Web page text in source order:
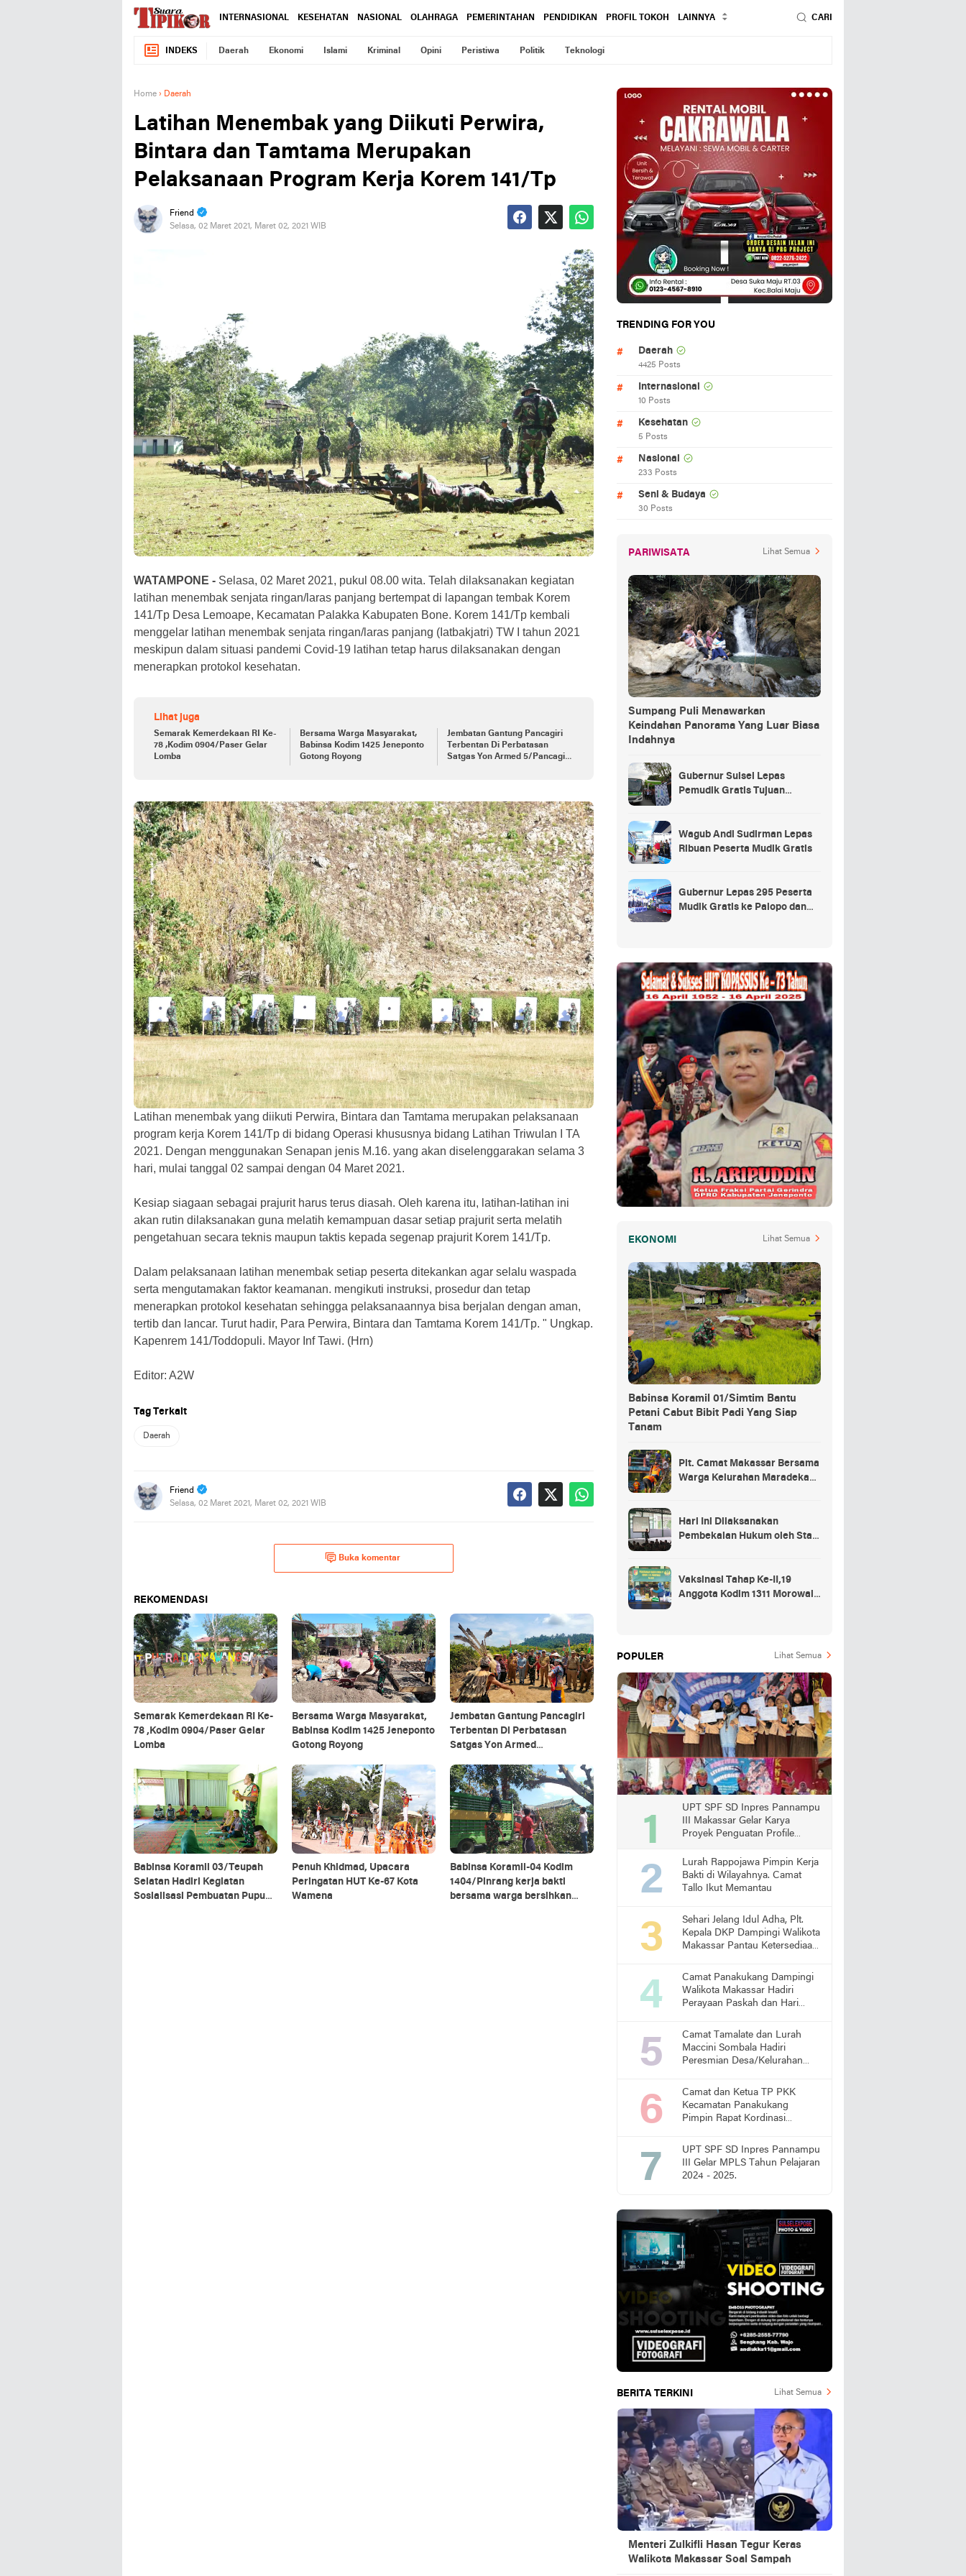
INTERNASIONAL KESEHATAN NASIONAL OLAHRAGA PEMERINTAHAN PENDIDIKAN PROFIL TOKOH LAINNYA CARI
INDEKS Daerah Ekonomi Islami Kriminal Opini Peristiwa Politik Teknologi
Home › Daerah
Latihan Menembak yang Diikuti Perwira,
Bintara dan Tamtama Merupakan
Pelaksanaan Program Kerja Korem 141/Tp
Friend
Selasa, 02 Maret 2021, Maret 02, 2021 WIB
WATAMPONE - Selasa, 02 Maret 2021, pukul 08.00 wita. Telah dilaksanakan kegiatan
latihan menembak senjata ringan/laras panjang bertempat di lapangan tembak Korem
141/Tp Desa Lemoape, Kecamatan Palakka Kabupaten Bone. Korem 141/Tp kembali
menggelar latihan menembak senjata ringan/laras panjang (Iatbakjatri) TW I tahun 2021
meskipun dalam situasi pandemi Covid-19 latihan tetap harus dilaksanakan dengan
menerapkan protokol kesehatan.
Lihat juga
Semarak Kemerdekaan RI Ke-
78 ,Kodim 0904/Paser Gelar
Lomba
Bersama Warga Masyarakat,
Babinsa Kodim 1425 Jeneponto
Gotong Royong
Jembatan Gantung Pancagiri
Terbentan Di Perbatasan
Satgas Yon Armed 5/Pancagiri
Latihan menembak yang diikuti Perwira, Bintara dan Tamtama merupakan pelaksanaan
program kerja Korem 141/Tp di bidang Operasi khususnya bidang Latihan Triwulan I TA
2021. Dengan menggunakan Senapan jenis M.16. yang akan diselenggarakan selama 3
hari, mulai tanggal 02 sampai dengan 04 Maret 2021.
Kesiap siagaan sebagai prajurit harus terus diasah. Oleh karena itu, latihan-Iatihan ini
akan rutin dilaksanakan guna melatih kemampuan dasar setiap prajurit serta melatih
pengetahuan secara teknis maupun taktis kepada segenap prajurit Korem 141/Tp.
Dalam pelaksanaan latihan menembak setiap peserta ditekankan agar selalu waspada
serta mengutamakan faktor keamanan. mengikuti instruksi, prosedur dan tetap
menerapkan protokol kesehatan sehingga pelaksanaannya bisa berjalan dengan aman,
tertib dan lancar. Turut hadir, Para Perwira, Bintara dan Tamtama Korem 141/Tp. " Ungkap.
Kapenrem 141/Toddopuli. Mayor Inf Tawi. (Hrn)
Editor: A2W
Tag Terkait
Daerah
Friend
Selasa, 02 Maret 2021, Maret 02, 2021 WIB
Buka komentar
REKOMENDASI
Semarak Kemerdekaan RI Ke-
78 ,Kodim 0904/Paser Gelar
Lomba
Bersama Warga Masyarakat,
Babinsa Kodim 1425 Jeneponto
Gotong Royong
Jembatan Gantung Pancagiri
Terbentan Di Perbatasan
Satgas Yon Armed
Rescue Dan PT MA/BDRMS
Babinsa Koramil 03/Teupah
Selatan Hadiri Kegiatan
Sosialisasi Pembuatan Pupuk
Penuh Khidmad, Upacara
Peringatan HUT Ke-67 Kota
Wamena
Babinsa Koramil-04 Kodim
1404/Pinrang kerja bakti
bersama warga bersihkan
TRENDING FOR YOU
Daerah
4425 Posts
Internasional
10 Posts
Kesehatan
5 Posts
Nasional
233 Posts
Seni & Budaya
30 Posts
PARIWISATA Lihat Semua
Sumpang Puli Menawarkan
Keindahan Panorama Yang Luar Biasa
Indahnya
Gubernur Sulsel Lepas
Pemudik Gratis Tujuan
Wagub Andi Sudirman Lepas
Ribuan Peserta Mudik Gratis
Gubernur Lepas 295 Peserta
Mudik Gratis ke Palopo dan
EKONOMI Lihat Semua
Babinsa Koramil 01/Simtim Bantu
Petani Cabut Bibit Padi Yang Siap
Tanam
Plt. Camat Makassar Bersama
Warga Kelurahan Maradekaya
Hari Ini Dilaksanakan
Pembekalan Hukum oleh Staf
Kostrad
Vaksinasi Tahap Ke-II,19
Anggota Kodim 1311 Morowali
POPULER Lihat Semua
UPT SPF SD Inpres Pannampu
III Makassar Gelar Karya
Proyek Penguatan Profile
Lurah Rappojawa Pimpin Kerja
Bakti di Wilayahnya. Camat
Tallo Ikut Memantau
Sehari Jelang Idul Adha, Plt.
Kepala DKP Dampingi Walikota
Makassar Pantau Ketersediaan
Camat Panakukang Dampingi
Walikota Makassar Hadiri
Perayaan Paskah dan Hari
Camat Tamalate dan Lurah
Maccini Sombala Hadiri
Peresmian Desa/Kelurahan
Camat dan Ketua TP PKK
Kecamatan Panakukang
Pimpin Rapat Kordinasi
Stunting
UPT SPF SD Inpres Pannampu
III Gelar MPLS Tahun Pelajaran
2024 - 2025.
BERITA TERKINI Lihat Semua
Menteri Zulkifli Hasan Tegur Keras
Walikota Makassar Soal Sampah